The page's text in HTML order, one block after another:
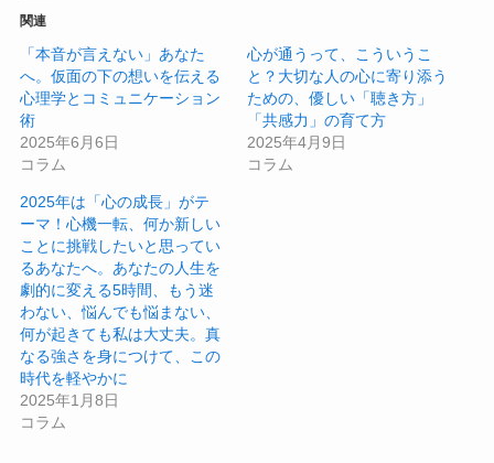
関連
「本音が言えない」あなた
へ。仮面の下の想いを伝える
心理学とコミュニケーション
術
2025年6月6日
コラム
心が通うって、こういうこ
と？大切な人の心に寄り添う
ための、優しい「聴き方」
「共感力」の育て方
2025年4月9日
コラム
2025年は「心の成長」がテ
ーマ！心機一転、何か新しい
ことに挑戦したいと思ってい
るあなたへ。あなたの人生を
劇的に変える5時間、もう迷
わない、悩んでも悩まない、
何が起きても私は大丈夫。真
なる強さを身につけて、この
時代を軽やかに
2025年1月8日
コラム